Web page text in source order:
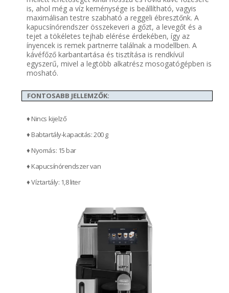
is, ahol még a víz keménysége is beállítható, vagyis
maximálisan testre szabható a reggeli ébresztőnk. A
kapucsínórendszer összekeveri a gőzt, a levegőt és a
tejet a tökéletes tejhab elérése érdekében, így az
ínyencek is remek partnerre találnak a modellben. A
kávéfőző karbantartása és tisztítása is rendkívül
egyszerű, mivel a legtöbb alkatrész mosogatógépben is
mosható.
FONTOSABB JELLEMZŐK:
♦ Nincs kijelző
♦ Babtartály-kapacitás: 200 g
♦ Nyomás: 15 bar
♦ Kapucsínórendszer van
♦ Víztartály: 1,8 liter